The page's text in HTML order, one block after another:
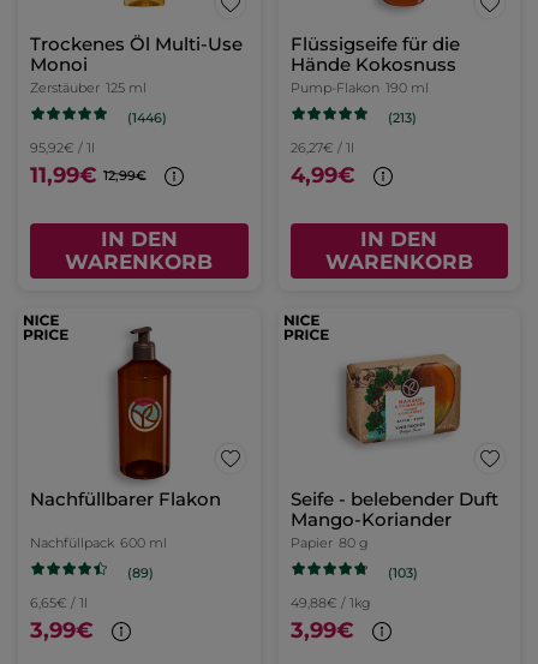
Trockenes Öl Multi-Use
Monoi
Zerstäuber 125 ml
(1446)
95,92€ / 1l
11,99€ 12,99€
IN DEN
WARENKORB
Flüssigseife für die
Hände Kokosnuss
Pump-Flakon 190 ml
(213)
26,27€ / 1l
4,99€
IN DEN
WARENKORB
Nachfüllbarer Flakon
Nachfüllpack 600 ml
(89)
6,65€ / 1l
3,99€
Seife - belebender Duft
Mango-Koriander
Papier 80 g
(103)
49,88€ / 1kg
3,99€